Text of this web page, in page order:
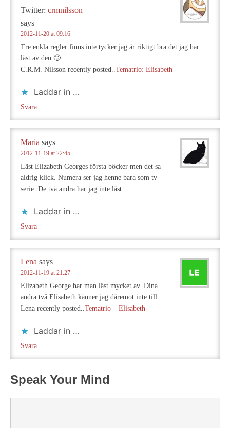
Twitter: crmnilsson
says
2012-11-20 at 09:16
Tre enkla regler finns inte tycker jag är riktigt bra det jag har
läst av den 🙂
C.R.M. Nilsson recently posted..Tematrio: Elisabeth
Laddar in …
Svara
Maria says
2012-11-19 at 22:45
Läst Elizabeth Georges första böcker men det sa
aldrig klick. Numera ser jag henne bara som tv-
serie. De två andra har jag inte läst.
Laddar in …
Svara
Lena says
2012-11-19 at 21:27
Elizabeth George har man läst mycket av. Dina
andra två Elisabeth känner jag däremot inte till.
Lena recently posted..Tematrio – Elisabeth
Laddar in …
Svara
Speak Your Mind